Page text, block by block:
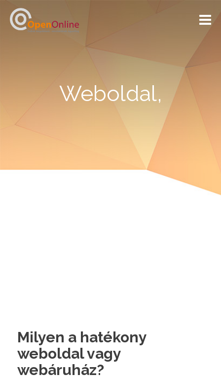
SzolgáltatásainkWeboldal,
Milyen a hatékony
weboldal vagy
webáruház?